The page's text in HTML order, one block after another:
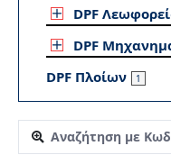
DPF
DPF
DPF Πλοίων 1